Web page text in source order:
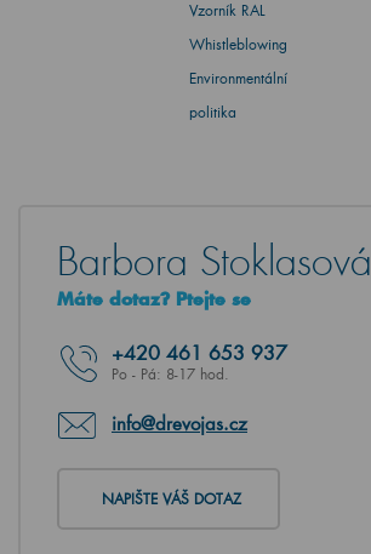
Vzorník RAL
Whistleblowing
Environmentální
politika
Barbora Stoklasová
Máte dotaz? Ptejte se
+420 461 653 937
Po - Pá: 8-17 hod.
info@drevojas.cz
NAPIŠTE VÁŠ DOTAZ